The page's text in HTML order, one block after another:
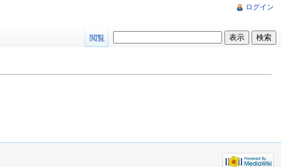
ログイン
閲覧